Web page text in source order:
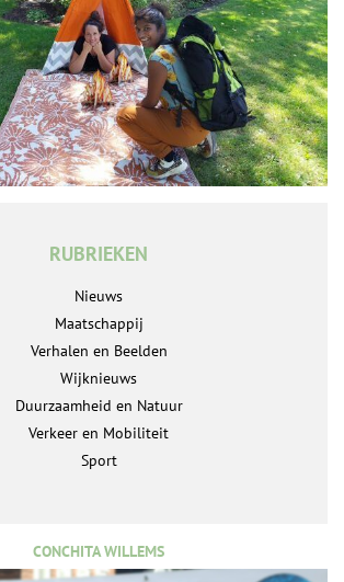
RUBRIEKEN
Nieuws
Maatschappij
Verhalen en Beelden
Wijknieuws
Duurzaamheid en Natuur
Verkeer en Mobiliteit
Sport
CONCHITA WILLEMS